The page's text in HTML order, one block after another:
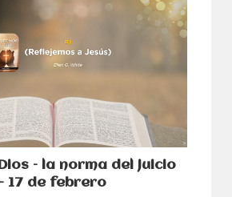
– la norma del juicio
– 17 de febrero